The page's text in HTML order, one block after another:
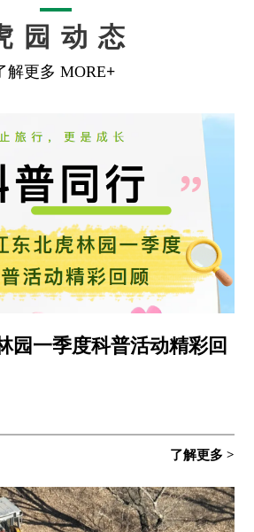
园动态
园一季度科普活动精彩回